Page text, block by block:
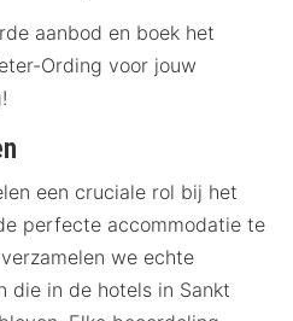
aanbod en boek het
Ording voor jouw
een cruciale rol bij het
perfecte accommodatie te
we echte
die in de hotels in Sankt